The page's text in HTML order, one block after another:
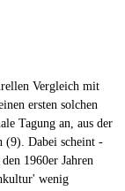
Vergleich mit
ersten solchen
Tagung an, aus der
(9). Dabei scheint -
1960er Jahren
wenig